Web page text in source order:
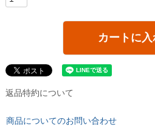
カートに入
返品特約について
商品についてのお問い合わせ